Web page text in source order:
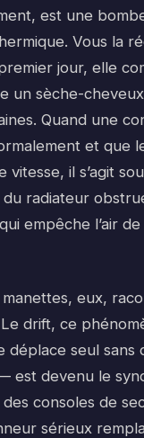
est une
Vous la
jour, elle
un sèche-
Quand une
et que
il s’agit
du radiateur
empêche l’air
eux,
drift, ce
déplace seul sans
est devenu le
consoles de
sérieux